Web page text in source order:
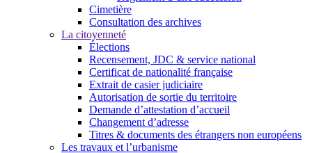
Cimetière
Consultation des archives
La citoyenneté
Élections
Recensement, JDC & service national
Certificat de nationalité française
Extrait de casier judiciaire
Autorisation de sortie du territoire
Demande d’attestation d’accueil
Changement d’adresse
Titres & documents des étrangers non européens
Les travaux et l’urbanisme